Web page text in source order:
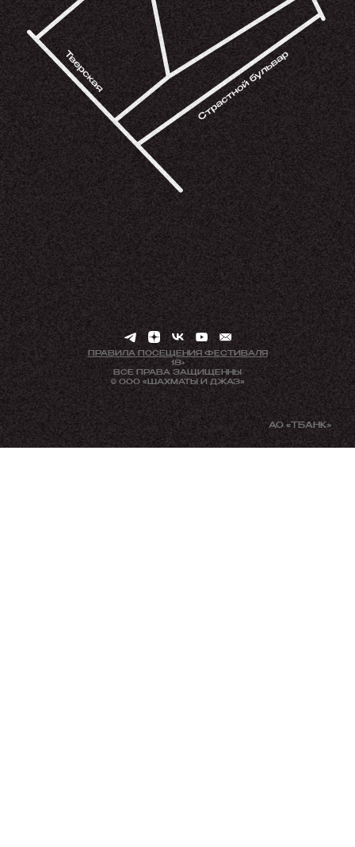
ПРАВИЛА ПОСЕЩЕНИЯ ФЕСТИВАЛЯ
18+
ВСЕ ПРАВА ЗАЩИЩЕННЫ
© ООО «ШАХМАТЫ И ДЖАЗ»
АО «TБАНК»